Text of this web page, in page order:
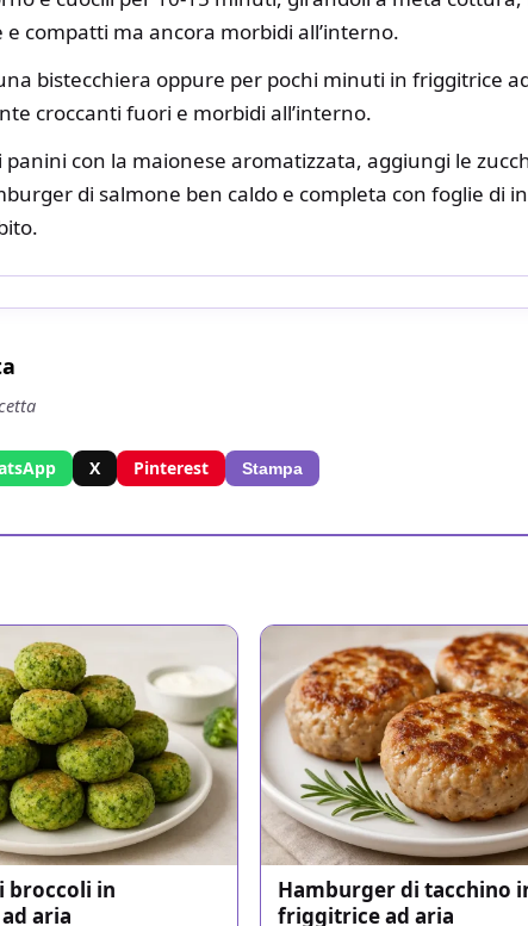
compatti ma ancora morbidi all’interno.
bistecchiera oppure per pochi minuti in friggitrice
croccanti fuori e morbidi all’interno.
panini con la maionese aromatizzata, aggiungi le
di salmone ben caldo e completa con foglie di
X Pinterest Stampa
broccoli in
aria
Hamburger di tacchino
friggitrice ad aria